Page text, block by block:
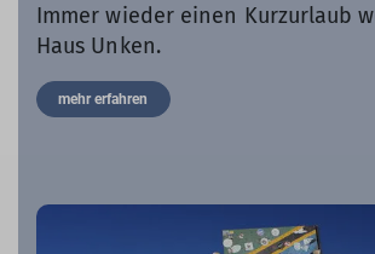
Immer wieder einen Kurzurlaub
Haus Unken.
mehr erfahren